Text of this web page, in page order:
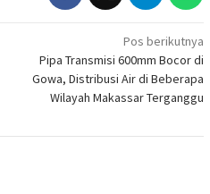
Pos berikutnya
Pipa Transmisi 600mm Bocor di
Gowa, Distribusi Air di Beberapa
Wilayah Makassar Terganggu